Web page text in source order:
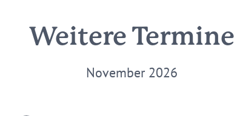
Weitere Termine
November 2026